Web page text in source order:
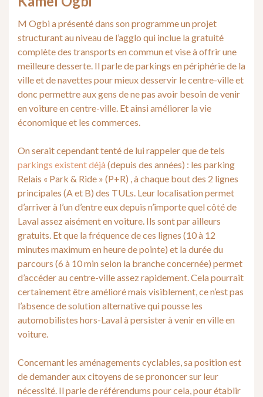
M Ogbi a présenté dans son programme un projet
structurant au niveau de l’agglo qui inclue la gratuité
complète des transports en commun et vise à offrir une
meilleure desserte. Il parle de parkings en périphérie de la
ville et de navettes pour mieux desservir le centre-ville et
donc permettre aux gens de ne pas avoir besoin de venir
en voiture en centre-ville. Et ainsi améliorer la vie
économique et les commerces.
On serait cependant tenté de lui rappeler que de tels
parkings existent déjà (depuis des années) : les parking
Relais « Park & Ride » (P+R) , à chaque bout des 2 lignes
principales (A et B) des TULs. Leur localisation permet
d’arriver à l’un d’entre eux depuis n’importe quel côté de
Laval assez aisément en voiture. Ils sont par ailleurs
gratuits. Et que la fréquence de ces lignes (10 à 12
minutes maximum en heure de pointe) et la durée du
parcours (6 à 10 min selon la branche concernée) permet
d’accéder au centre-ville assez rapidement. Cela pourrait
certainement être amélioré mais visiblement, ce n’est pas
l’absence de solution alternative qui pousse les
automobilistes hors-Laval à persister à venir en ville en
voiture.
Concernant les aménagements cyclables, sa position est
de demander aux citoyens de se prononcer sur leur
nécessité. Il parle de référendums pour cela, pour établir